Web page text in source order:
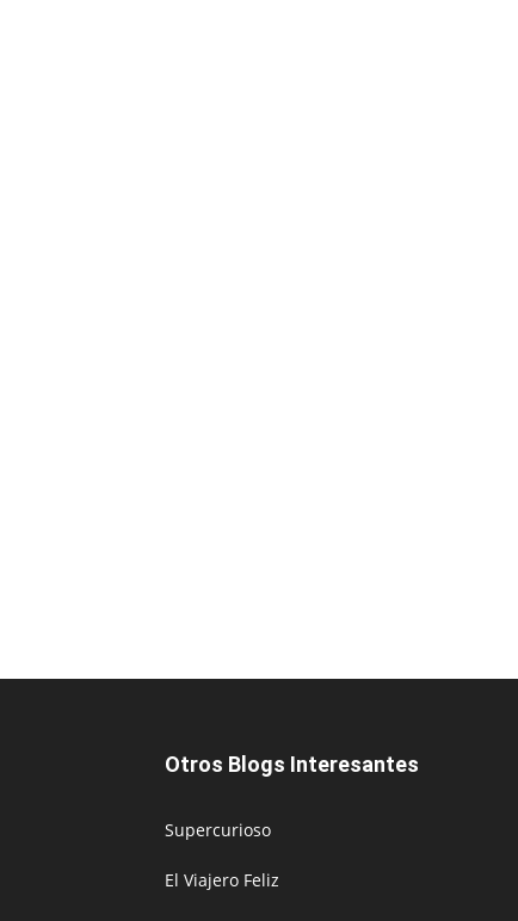
Otros Blogs Interesantes
Supercurioso
El Viajero Feliz